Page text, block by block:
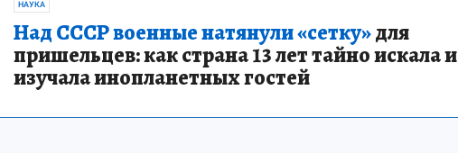
НАУКА
Над СССР военные натянули «сетку»для
пришельцев: как страна 13 лет тайно искала и
изучала инопланетных гостей